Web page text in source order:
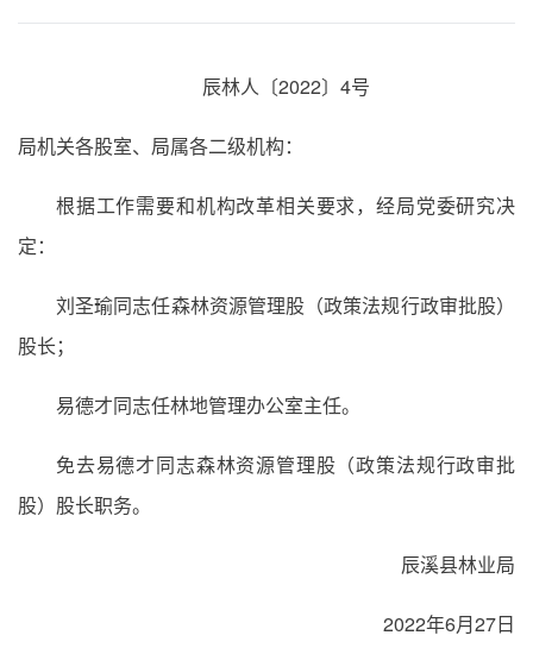
辰林人〔2022〕4号
局机关各股室、局属各二级机构：
根据工作需要和机构改革相关要求，经局党委研究决
定：
刘圣瑜同志任森林资源管理股（政策法规行政审批股）
股长；
易德才同志任林地管理办公室主任。
免去易德才同志森林资源管理股（政策法规行政审批
股）股长职务。
辰溪县林业局
2022年6月27日